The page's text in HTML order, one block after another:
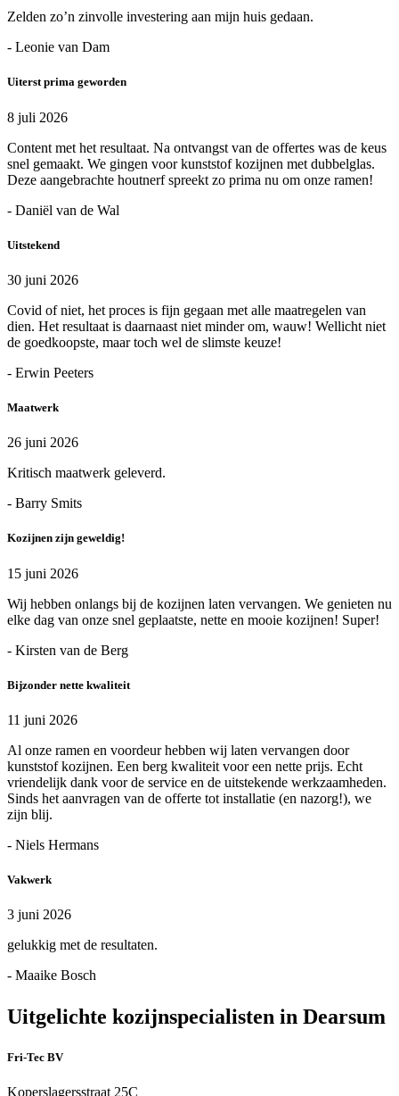
Zelden zo’n zinvolle investering aan mijn huis gedaan.
- Leonie van Dam
Uiterst prima geworden
8 juli 2026
Content met het resultaat. Na ontvangst van de offertes was de keus
snel gemaakt. We gingen voor kunststof kozijnen met dubbelglas.
Deze aangebrachte houtnerf spreekt zo prima nu om onze ramen!
- Daniël van de Wal
Uitstekend
30 juni 2026
Covid of niet, het proces is fijn gegaan met alle maatregelen van
dien. Het resultaat is daarnaast niet minder om, wauw! Wellicht niet
de goedkoopste, maar toch wel de slimste keuze!
- Erwin Peeters
Maatwerk
26 juni 2026
Kritisch maatwerk geleverd.
- Barry Smits
Kozijnen zijn geweldig!
15 juni 2026
Wij hebben onlangs bij de kozijnen laten vervangen. We genieten nu
elke dag van onze snel geplaatste, nette en mooie kozijnen! Super!
- Kirsten van de Berg
Bijzonder nette kwaliteit
11 juni 2026
Al onze ramen en voordeur hebben wij laten vervangen door
kunststof kozijnen. Een berg kwaliteit voor een nette prijs. Echt
vriendelijk dank voor de service en de uitstekende werkzaamheden.
Sinds het aanvragen van de offerte tot installatie (en nazorg!), we
zijn blij.
- Niels Hermans
Vakwerk
3 juni 2026
gelukkig met de resultaten.
- Maaike Bosch
Uitgelichte kozijnspecialisten in Dearsum
Fri-Tec BV
Koperslagersstraat 25C